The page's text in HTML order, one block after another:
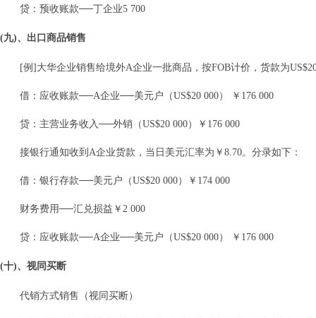
贷：预收账款──丁企业5 700
(九)、出口商品销售
[例]大华企业销售给境外A企业一批商品，按FOB计价，货款为
借：应收账款──A企业──美元户（US$20 000） ￥176 000
贷：主营业务收入──外销（US$20 000）￥176 000
接银行通知收到A企业货款，当日美元汇率为￥8.70。分录如下：
借：银行存款──美元户（US$20 000）￥174 000
财务费用──汇兑损益￥2 000
贷：应收账款──A企业──美元户（US$20 000） ￥176 000
(十)、视同买断
代销方式销售（视同买断）